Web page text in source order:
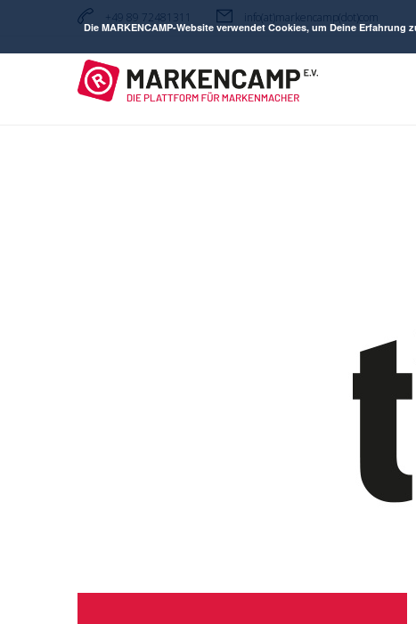
+49 89 72481311 info(at)markencamp(dot)com
Die MARKENCAMP-Website verwendet Cookies, um Deine